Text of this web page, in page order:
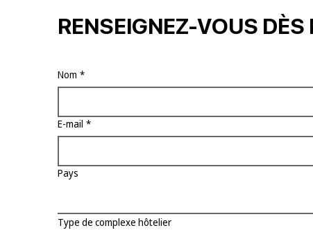
Nom *
E-mail *
Pays
Type de complexe hôtelier
RENSEIGNEZ-VOUS